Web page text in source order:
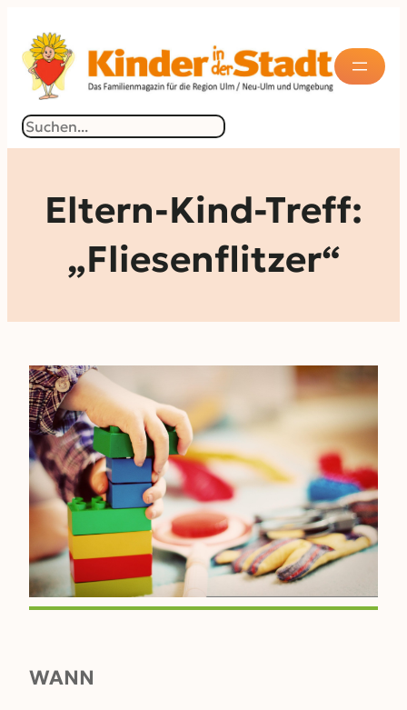
Inhalt
springen
Suchen
Eltern-Kind-Treff:
„Fliesenflitzer“
WANN